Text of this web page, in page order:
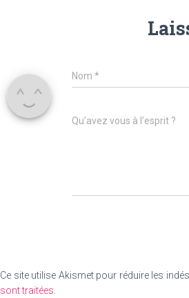
Nom *
Qu’avez vous à l’esprit ?
Ce site utilise Akismet pour réduire les
sont traitées